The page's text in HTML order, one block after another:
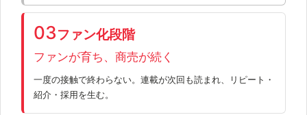
03ファン化段階
ファンが育ち、商売が続く
一度の接触で終わらない。連載が次回も読まれ、リピート・
紹介・採用を生む。